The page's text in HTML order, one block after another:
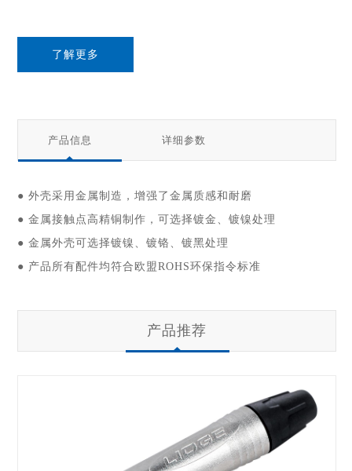
了解更多
产品信息 详细参数
● 外壳采用金属制造，增强了金属质感和耐磨
● 金属接触点高精铜制作，可选择镀金、镀镍处理
● 金属外壳可选择镀镍、镀铬、镀黑处理
● 产品所有配件均符合欧盟ROHS环保指令标准
产品推荐